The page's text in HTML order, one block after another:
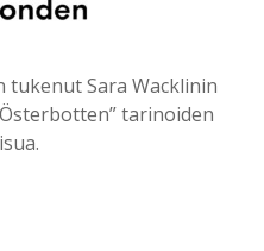
tukenut Sara Wacklinin
tarinoiden